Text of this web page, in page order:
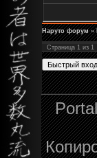
Наруто форум »
Страница 1 из 1